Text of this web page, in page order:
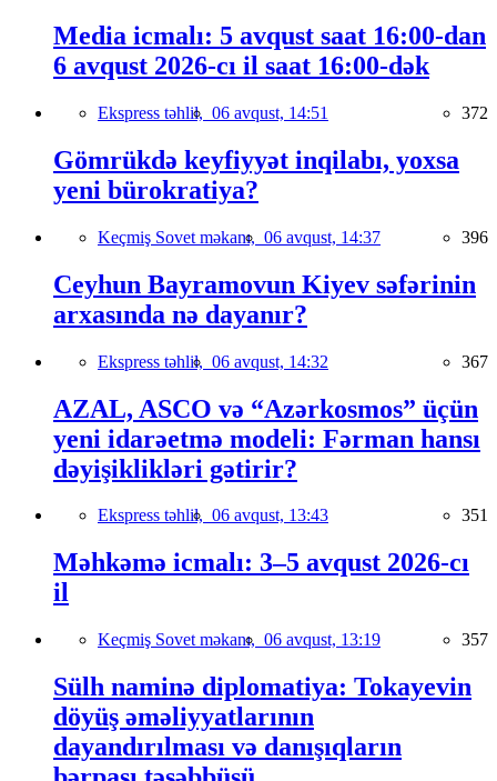
Media icmalı: 5 avqust saat 16:00-dan
6 avqust 2026-cı il saat 16:00-dək
Ekspress təhlil, 06 avqust, 14:51 372
Gömrükdə keyfiyyət inqilabı, yoxsa
yeni bürokratiya?
Keçmiş Sovet məkanı, 06 avqust, 14:37 396
Ceyhun Bayramovun Kiyev səfərinin
arxasında nə dayanır?
Ekspress təhlil, 06 avqust, 14:32 367
AZAL, ASCO və “Azərkosmos” üçün
yeni idarəetmə modeli: Fərman hansı
dəyişiklikləri gətirir?
Ekspress təhlil, 06 avqust, 13:43 351
Məhkəmə icmalı: 3–5 avqust 2026-cı
il
Keçmiş Sovet məkanı, 06 avqust, 13:19 357
Sülh naminə diplomatiya: Tokayevin
döyüş əməliyyatlarının
dayandırılması və danışıqların